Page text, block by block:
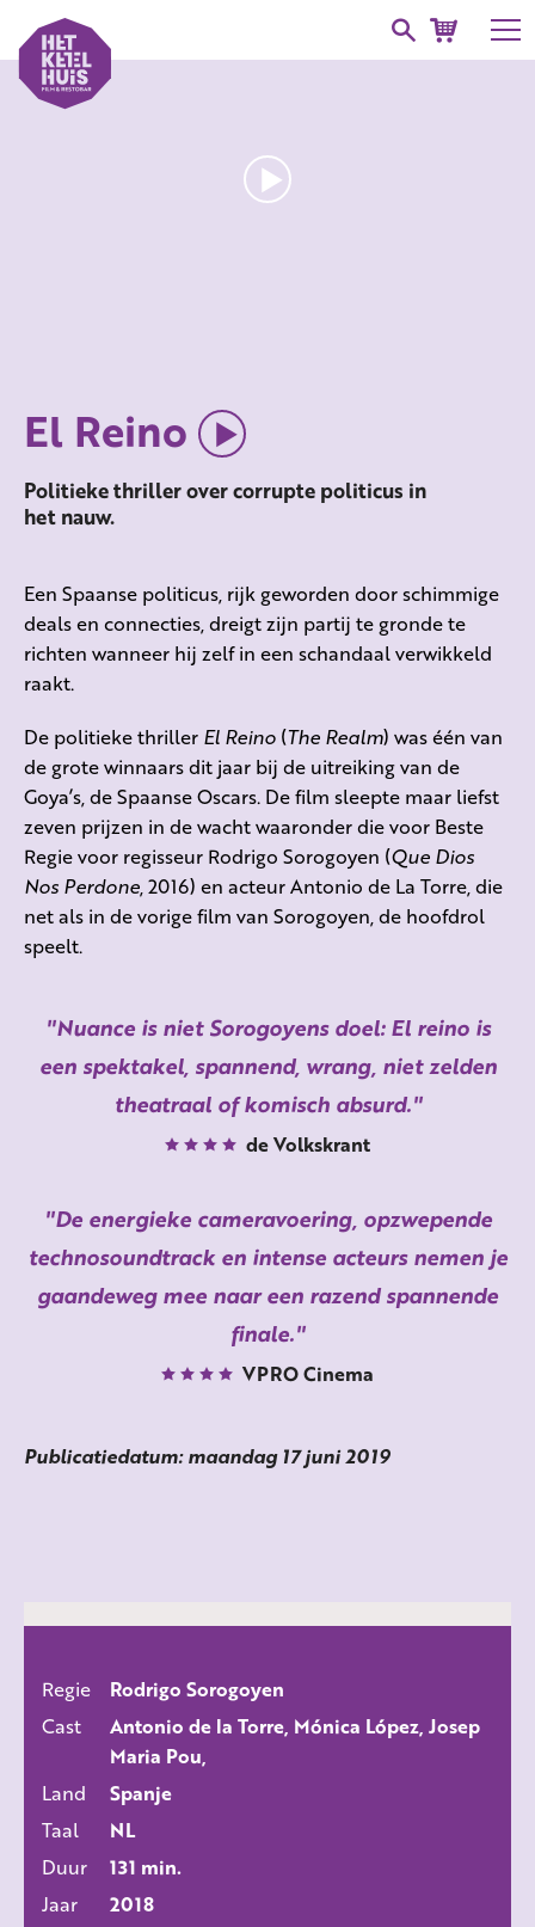
El Reino
Politieke thriller over corrupte politicus in
het nauw.
Een Spaanse politicus, rijk geworden door schimmige
deals en connecties, dreigt zijn partij te gronde te
richten wanneer hij zelf in een schandaal verwikkeld
raakt.
De politieke thriller El Reino (The Realm) was één van
de grote winnaars dit jaar bij de uitreiking van de
Goya’s, de Spaanse Oscars. De film sleepte maar liefst
zeven prijzen in de wacht waaronder die voor Beste
Regie voor regisseur Rodrigo Sorogoyen (Que Dios
Nos Perdone, 2016) en acteur Antonio de La Torre, die
net als in de vorige film van Sorogoyen, de hoofdrol
speelt.
Nuance is niet Sorogoyens doel: El reino is
een spektakel, spannend, wrang, niet zelden
theatraal of komisch absurd.
de Volkskrant
De energieke cameravoering, opzwepende
technosoundtrack en intense acteurs nemen je
gaandeweg mee naar een razend spannende
finale.
VPRO Cinema
Publicatiedatum: maandag 17 juni 2019
ALLE FILMS
Regie
Rodrigo Sorogoyen
Cast
Antonio de la Torre, Mónica López, Josep
Maria Pou,
Land
Spanje
Taal
NL
Duur
131 min.
Jaar
2018